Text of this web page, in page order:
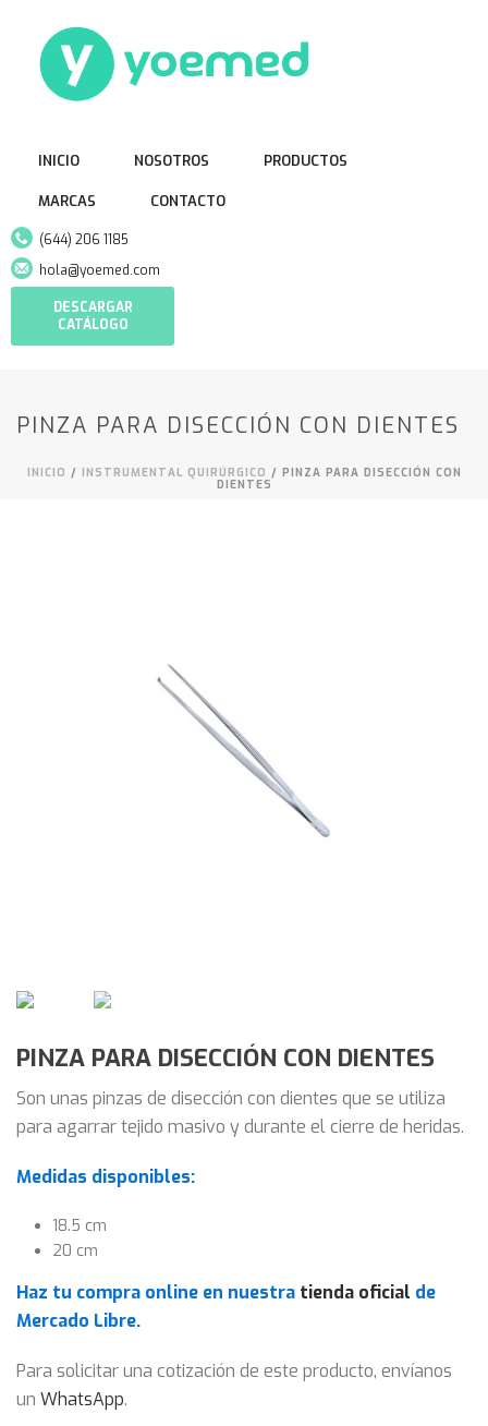
INICIO NOSOTROS PRODUCTOS
MARCAS CONTACTO
(644) 206 1185
hola@yoemed.com
DESCARGAR
CATÁLOGO
PINZA PARA DISECCIÓN CON DIENTES
INICIO / INSTRUMENTAL QUIRÚRGICO / PINZA PARA DISECCIÓN CON
DIENTES
PINZA PARA DISECCIÓN CON DIENTES
Son unas pinzas de disección con dientes que se utiliza
para agarrar tejido masivo y durante el cierre de heridas.
Medidas disponibles:
18.5 cm
20 cm
Haz tu compra online en nuestra tienda oficial de
Mercado Libre.
Para solicitar una cotización de este producto, envíanos
un WhatsApp.